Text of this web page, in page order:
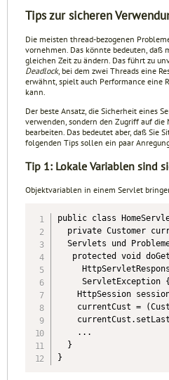
Tips zur sicheren
Die meisten thread-bezogenen
vornehmen. Das könnte bedeuten, daß
gleichen Zeit zu ändern. Das führt zu
Deadlock, bei dem zwei Threads eine
erwähnt, spielt auch Performance eine
kann.
Der beste Ansatz, die Sicherheit eines
verwenden, sondern den Zugriff auf die
bearbeiten. Das bedeutet aber, daß Sie
folgenden Tips sollen ein paar
Tip 1: Lokale Variablen sind
Objektvariablen in einem Servlet
public class
private Customer
Servlets und
protected void
ServletException
HttpSession
currentCust =
    ...
  }
}